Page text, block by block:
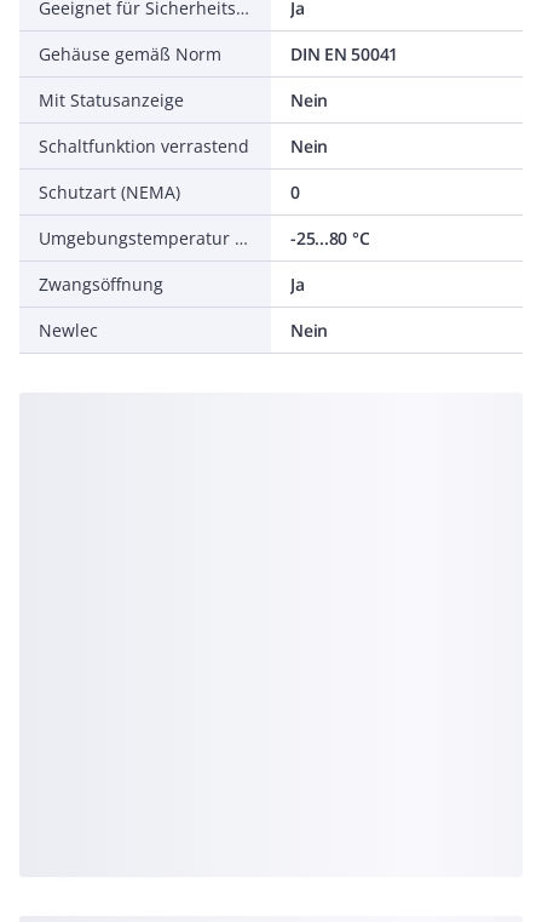
Geeignet für Sicherheitsfunktionen
Ja
Gehäuse gemäß Norm
DIN EN 50041
Mit Statusanzeige
Nein
Schaltfunktion verrastend
Nein
Schutzart (NEMA)
0
Umgebungstemperatur während des Betriebs
-25...80 °C
Zwangsöffnung
Ja
Newlec
Nein